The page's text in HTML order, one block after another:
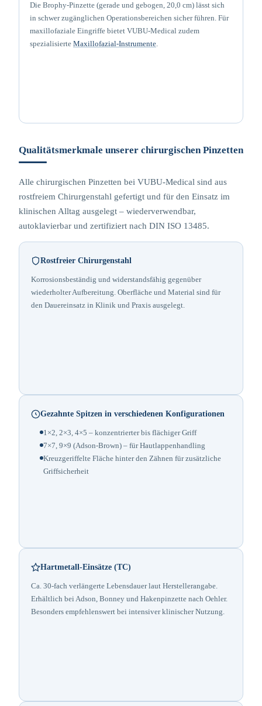
Die Brophy-Pinzette (gerade und gebogen, 20,0 cm) lässt sich
in schwer zugänglichen Operationsbereichen sicher führen. Für
maxillofaziale Eingriffe bietet VUBU-Medical zudem
spezialisierte Maxillofazial-Instrumente.
Qualitätsmerkmale unserer chirurgischen Pinzetten
Alle chirurgischen Pinzetten bei VUBU-Medical sind aus
rostfreiem Chirurgenstahl gefertigt und für den Einsatz im
klinischen Alltag ausgelegt – wiederverwendbar,
autoklavierbar und zertifiziert nach DIN ISO 13485.
Rostfreier Chirurgenstahl
Korrosionsbeständig und widerstandsfähig gegenüber
wiederholter Aufbereitung. Oberfläche und Material sind für
den Dauereinsatz in Klinik und Praxis ausgelegt.
Gezahnte Spitzen in verschiedenen Konfigurationen
1×2, 2×3, 4×5 – konzentrierter bis flächiger Griff
7×7, 9×9 (Adson-Brown) – für Hautlappenhandling
Kreuzgeriffelte Fläche hinter den Zähnen für zusätzliche
Griffsicherheit
Hartmetall-Einsätze (TC)
Ca. 30-fach verlängerte Lebensdauer laut Herstellerangabe.
Erhältlich bei Adson, Bonney und Hakenpinzette nach Oehler.
Besonders empfehlenswert bei intensiver klinischer Nutzung.